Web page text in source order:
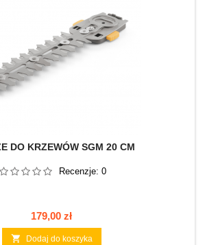
DO KRZEWÓW SGM 20 CM
Recenzje: 0
Cena
179,00 zł
 Dodaj do koszyka